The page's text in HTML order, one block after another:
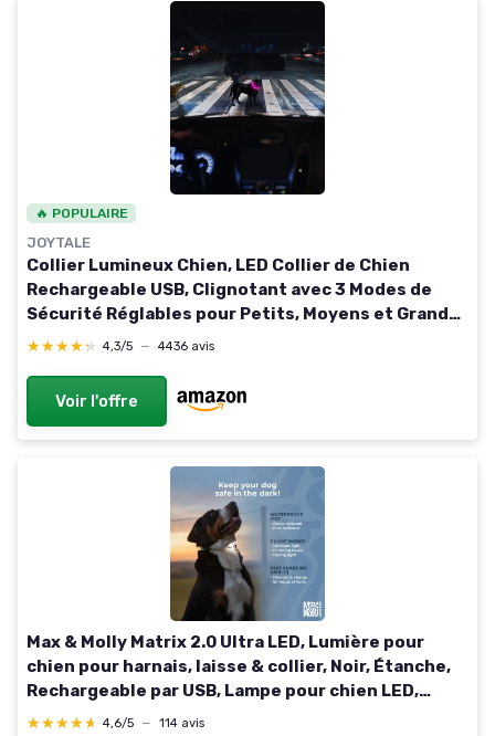
🔥 POPULAIRE
JOYTALE
Collier Lumineux Chien, LED Collier de Chien
Rechargeable USB, Clignotant avec 3 Modes de
Sécurité Réglables pour Petits, Moyens et Grands,
Violet 20-70cm(Lot de 1) Violet
★★★★★
★★★★★ 4,3/5 — 4436 avis
Voir l'offre
Max & Molly Matrix 2.0 Ultra LED, Lumière pour
chien pour harnais, laisse & collier, Noir, Étanche,
Rechargeable par USB, Lampe pour chien LED,
Attache lumineuse pour chien pour plus de
★★★★★
★★★★★ 4,6/5 — 114 avis